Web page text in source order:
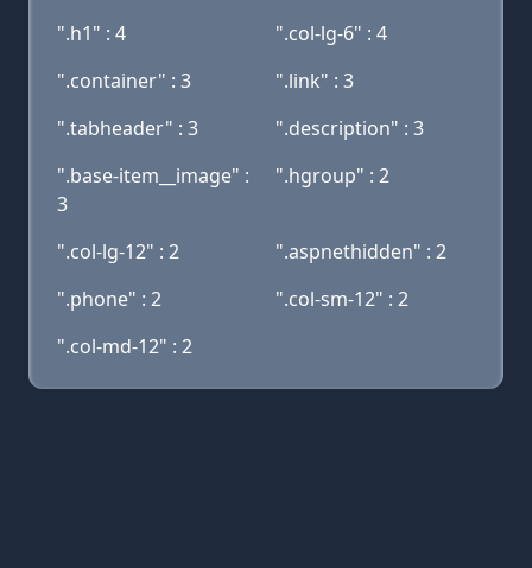
".h1" : 4
".col-lg-6" : 4
".container" : 3
".link" : 3
".tabheader" : 3
".description" : 3
".base-item__image" :
3
".hgroup" : 2
".col-lg-12" : 2
".aspnethidden" : 2
".phone" : 2
".col-sm-12" : 2
".col-md-12" : 2